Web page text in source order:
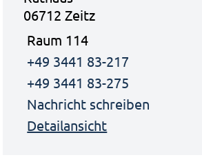
06712 Zeitz
Raum 114
+49 3441 83-217
+49 3441 83-275
Nachricht schreiben
Detailansicht